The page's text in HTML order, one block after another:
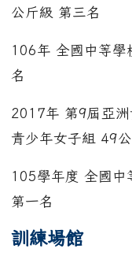
公斤級 第三名
106年 全國中等學
名
2017年 第9屆亞
青少年女子組 49
105學年度 全國中
第一名
訓練場館